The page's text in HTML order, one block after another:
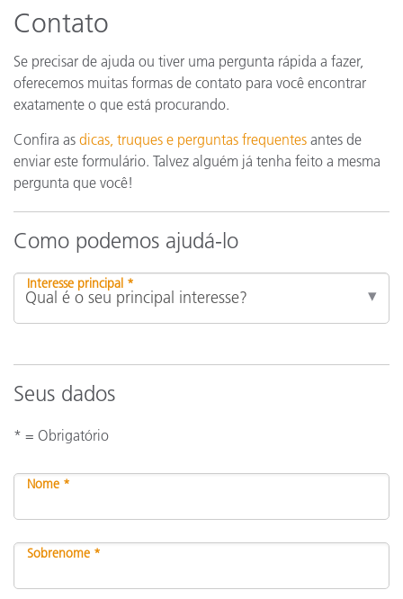
Contato
Se precisar de ajuda ou tiver uma pergunta rápida a fazer,
oferecemos muitas formas de contato para você encontrar
exatamente o que está procurando.
Confira as dicas, truques e perguntas frequentes antes de
enviar este formulário. Talvez alguém já tenha feito a mesma
pergunta que você!
Como podemos ajudá-lo
Interesse principal *
Seus dados
* = Obrigatório
Nome *
Sobrenome *